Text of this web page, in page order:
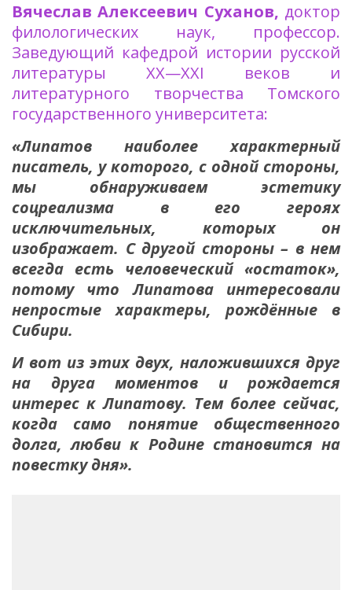
Вячеслав Алексеевич Суханов, доктор
филологических наук, профессор.
Заведующий кафедрой истории русской
литературы XX—XXI веков и
литературного творчества Томского
государственного университета:
«Липатов наиболее характерный
писатель, у которого, с одной стороны,
мы обнаруживаем эстетику
соцреализма в его героях
исключительных, которых он
изображает. С другой стороны – в нем
всегда есть человеческий «остаток»,
потому что Липатова интересовали
непростые характеры, рождённые в
Сибири.
И вот из этих двух, наложившихся друг
на друга моментов и рождается
интерес к Липатову. Тем более сейчас,
когда само понятие общественного
долга, любви к Родине становится на
повестку дня».